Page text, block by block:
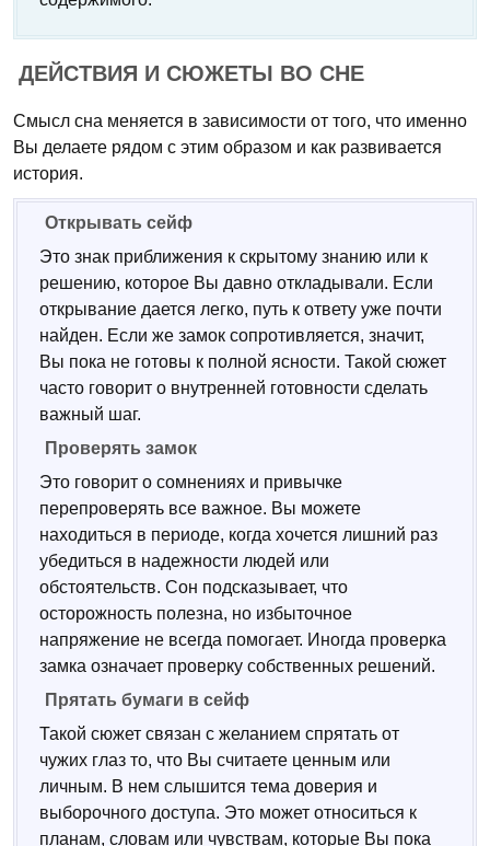
ДЕЙСТВИЯ И СЮЖЕТЫ ВО СНЕ
Смысл сна меняется в зависимости от того, что именно
Вы делаете рядом с этим образом и как развивается
история.
Открывать сейф
Это знак приближения к скрытому знанию или к
решению, которое Вы давно откладывали. Если
открывание дается легко, путь к ответу уже почти
найден. Если же замок сопротивляется, значит,
Вы пока не готовы к полной ясности. Такой сюжет
часто говорит о внутренней готовности сделать
важный шаг.
Проверять замок
Это говорит о сомнениях и привычке
перепроверять все важное. Вы можете
находиться в периоде, когда хочется лишний раз
убедиться в надежности людей или
обстоятельств. Сон подсказывает, что
осторожность полезна, но избыточное
напряжение не всегда помогает. Иногда проверка
замка означает проверку собственных решений.
Прятать бумаги в сейф
Такой сюжет связан с желанием спрятать от
чужих глаз то, что Вы считаете ценным или
личным. В нем слышится тема доверия и
выборочного доступа. Это может относиться к
планам, словам или чувствам, которые Вы пока